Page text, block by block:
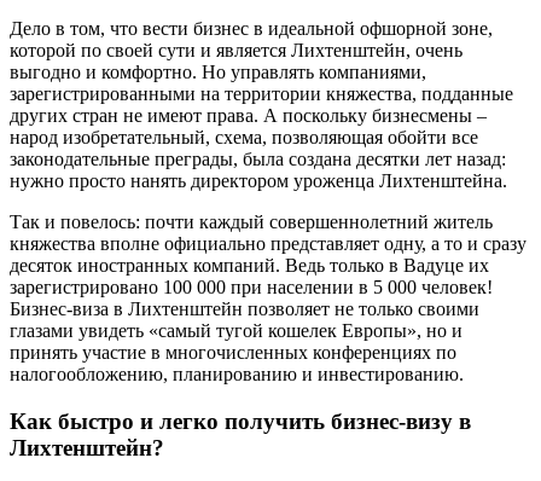
Дело в том, что вести бизнес в идеальной офшорной зоне,
которой по своей сути и является Лихтенштейн, очень
выгодно и комфортно. Но управлять компаниями,
зарегистрированными на территории княжества, подданные
других стран не имеют права. А поскольку бизнесмены –
народ изобретательный, схема, позволяющая обойти все
законодательные преграды, была создана десятки лет назад:
нужно просто нанять директором уроженца Лихтенштейна.
Так и повелось: почти каждый совершеннолетний житель
княжества вполне официально представляет одну, а то и сразу
десяток иностранных компаний. Ведь только в Вадуце их
зарегистрировано 100 000 при населении в 5 000 человек!
Бизнес-виза в Лихтенштейн позволяет не только своими
глазами увидеть «самый тугой кошелек Европы», но и
принять участие в многочисленных конференциях по
налогообложению, планированию и инвестированию.
Как быстро и легко получить бизнес-визу в
Лихтенштейн?